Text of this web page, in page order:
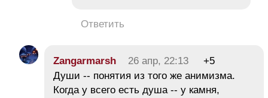
Ответить
Zangarmarsh 26 апр, 22:13
+5
Души -- понятия из того же анимизма.
Когда у всего есть душа -- у камня,